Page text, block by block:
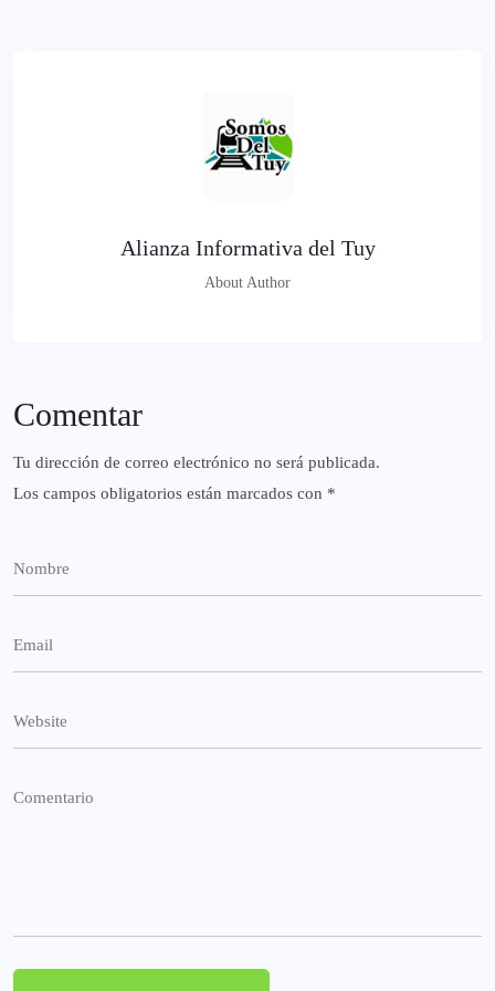
Alianza Informativa del Tuy
About Author
Comentar
Tu dirección de correo electrónico no será publicada.
Los campos obligatorios están marcados con *